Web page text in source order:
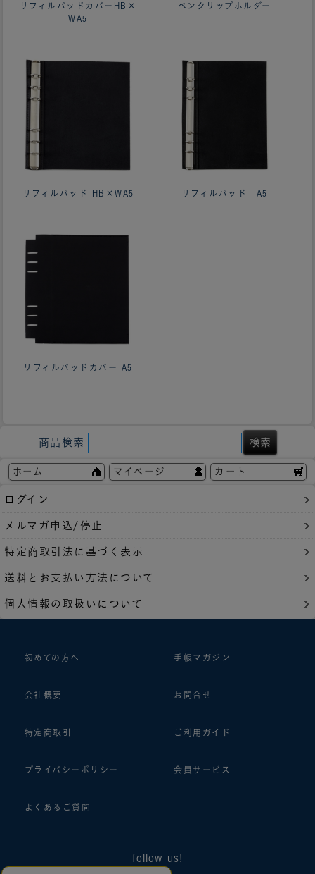
リフィルパッドカバーHB×
WA5
ペンクリップホルダー
リフィルパッド HB×WA5 リフィルパッド A5
リフィルパッドカバー A5
商品検索
ホーム マイページ カート
ログイン
メルマガ申込/停止
特定商取引法に基づく表示
送料とお支払い方法について
個人情報の取扱いについて
初めての方へ 手帳マガジン
会社概要 お問合せ
特定商取引 ご利用ガイド
プライバシーポリシー 会員サービス
よくあるご質問
follow us!